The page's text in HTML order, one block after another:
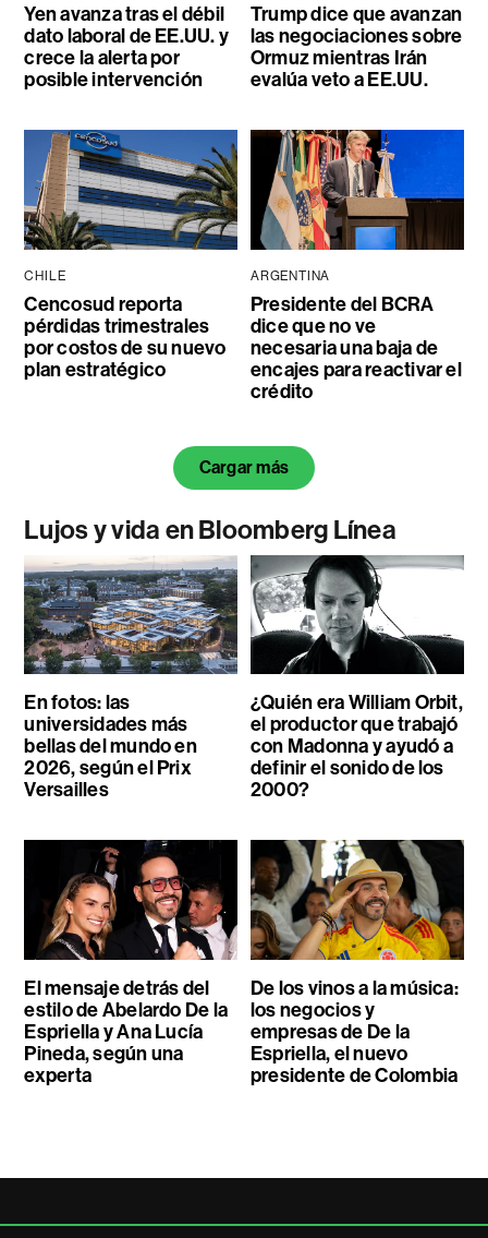
Yen avanza tras el débil
dato laboral de EE.UU. y
crece la alerta por
posible intervención
Trump dice que avanzan
las negociaciones sobre
Ormuz mientras Irán
evalúa veto a EE.UU.
CHILE
Cencosud reporta
pérdidas trimestrales
por costos de su nuevo
plan estratégico
ARGENTINA
Presidente del BCRA
dice que no ve
necesaria una baja de
encajes para reactivar el
crédito
Cargar más
Lujos y vida en Bloomberg Línea
En fotos: las
universidades más
bellas del mundo en
2026, según el Prix
Versailles
¿Quién era William Orbit,
el productor que trabajó
con Madonna y ayudó a
definir el sonido de los
2000?
El mensaje detrás del
estilo de Abelardo De la
Espriella y Ana Lucía
Pineda, según una
experta
De los vinos a la música:
los negocios y
empresas de De la
Espriella, el nuevo
presidente de Colombia